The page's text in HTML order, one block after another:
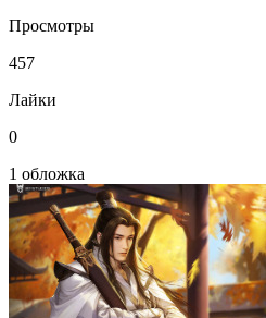
Просмотры
457
Лайки
0
1 обложка